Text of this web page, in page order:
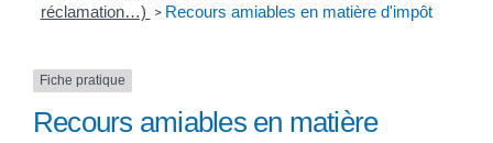
réclamation…) > Recours amiables en matière d'impôt
Fiche pratique
Recours amiables en matière